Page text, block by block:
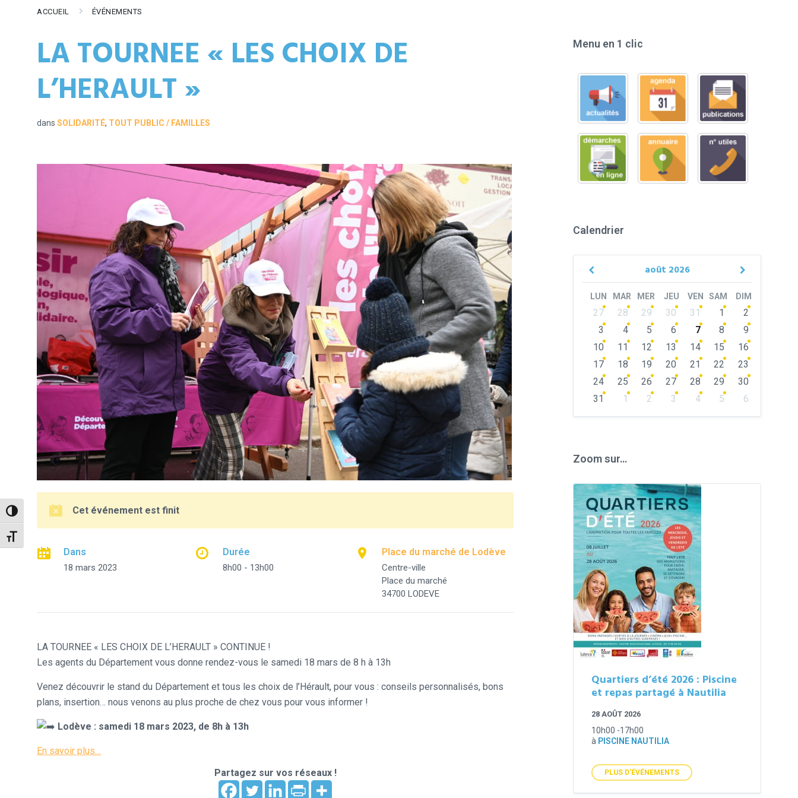
Passer en contraste élevé
Changer la taille de la police
ACCUEIL ÉVÉNEMENTS
LA TOURNEE « LES CHOIX DE
L’HERAULT »
dans SOLIDARITÉ, TOUT PUBLIC / FAMILLES
Cet événement est finit
Dans
18 mars 2023
Durée
8h00 - 13h00
Place du marché de Lodève
Centre-ville
Place du marché
34700 LODEVE
LA TOURNEE « LES CHOIX DE L’HERAULT » CONTINUE !
Les agents du Département vous donne rendez-vous le samedi 18 mars de 8 h à 13h
Venez découvrir le stand du Département et tous les choix de l’Hérault, pour vous : conseils personnalisés, bons
plans, insertion… nous venons au plus proche de chez vous pour vous informer !
Lodève : samedi 18 mars 2023, de 8h à 13h
En savoir plus…
Partagez sur vos réseaux !
Menu en 1 clic
Calendrier
août 2026
Previous
Next
LUN MAR MER JEU VEN SAM DIM
Skip
calendar
days
27 28 29 30 31 1
2
3
4 5 6 7 8
9
10
11 12 13 14 15
16
17
18 19 20 21 22
23
24
25 26 27 28 29
30
31
1 2 3 4 5
6
Zoom sur…
Quartiers d’été 2026 : Piscine
et repas partagé à Nautilia
28 AOÛT 2026
10h00 -17h00
à PISCINE NAUTILIA
PLUS D'ÉVÉNEMENTS